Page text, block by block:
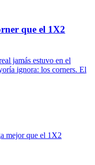
que el 1X2
jamás estuvo en el
ignora: los corners. El
mejor que el 1X2